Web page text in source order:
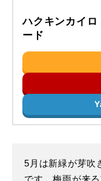
ハクキンカイ
ード
5月は新緑が芽吹